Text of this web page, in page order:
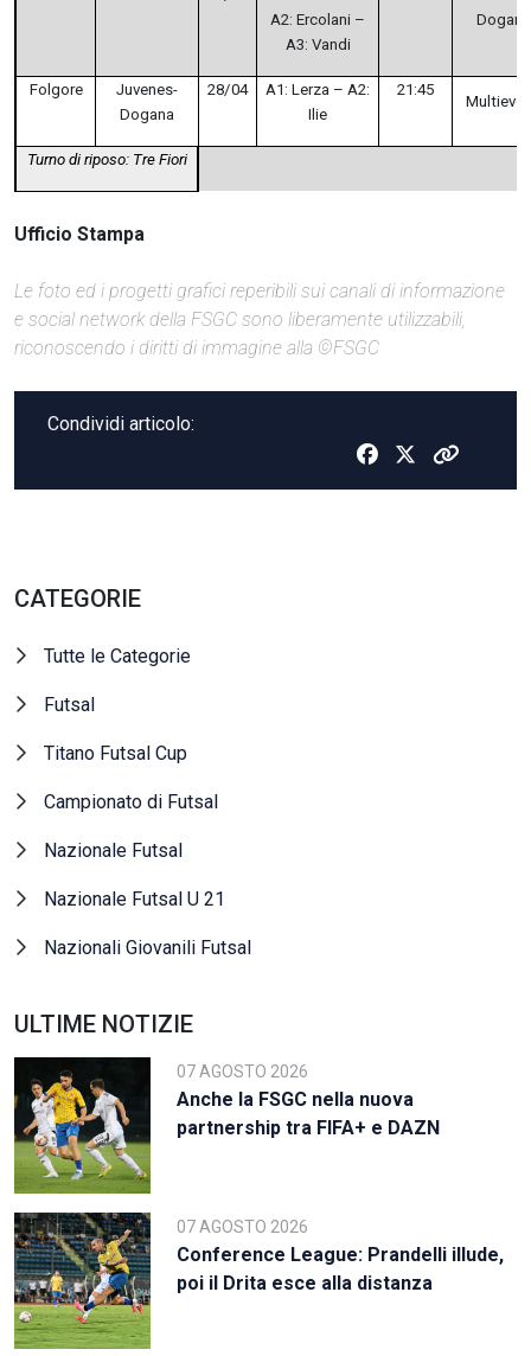
A2: Ercolani –
A3: Vandi
Dogana
Folgore
Juvenes-
Dogana
28/04
A1: Lerza – A2:
Ilie
21:45
Turno di riposo: Tre Fiori
Ufficio Stampa
Le foto ed i progetti grafici reperibili sui canali di informazione
e social network della FSGC sono liberamente utilizzabili,
riconoscendo i diritti di immagine alla ©FSGC
Condividi articolo:
CATEGORIE
Tutte le Categorie
Futsal
Titano Futsal Cup
Campionato di Futsal
Nazionale Futsal
Nazionale Futsal U 21
Nazionali Giovanili Futsal
ULTIME NOTIZIE
07 AGOSTO 2026
Anche la FSGC nella nuova
partnership tra FIFA+ e DAZN
07 AGOSTO 2026
Conference League: Prandelli illude,
poi il Drita esce alla distanza